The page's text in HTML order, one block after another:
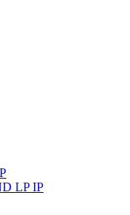
LP IP